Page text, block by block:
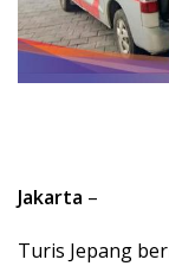
Jakarta –
Turis Jepang